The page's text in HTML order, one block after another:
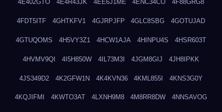
4E402GTO 4E4R43JK 4EE6J1ME 4ENC34CO 4F88GRG8
4FDT5ITF 4GHTKFV1 4GJRPJFP 4GLC8SBG 4GOTUJAD
4GTUQOMS 4H5VY3Z1 4HCW1AJA 4HINPU4S 4HSR603T
4HVMV9QI 4I5H850W 4IL73M3I 4JGM8GIJ 4JH8IPKK
4JS349D2 4K2GFW1N 4K4KVN36 4KML855I 4KNS3G0Y
4KQJIFMI 4KWTO3AT 4LXNH9M8 4M8RR8DW 4NNSAVOG